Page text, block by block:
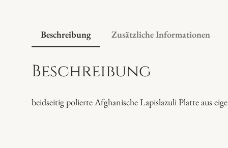
Beschreibung Zusätzliche Informationen
Beschreibung
beidseitig polierte Afghanische Lapislazuli Platte aus